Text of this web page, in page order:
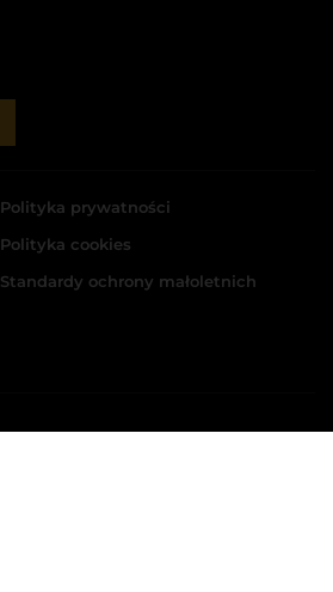
Polityka prywatności
Polityka cookies
Standardy ochrony małoletnich